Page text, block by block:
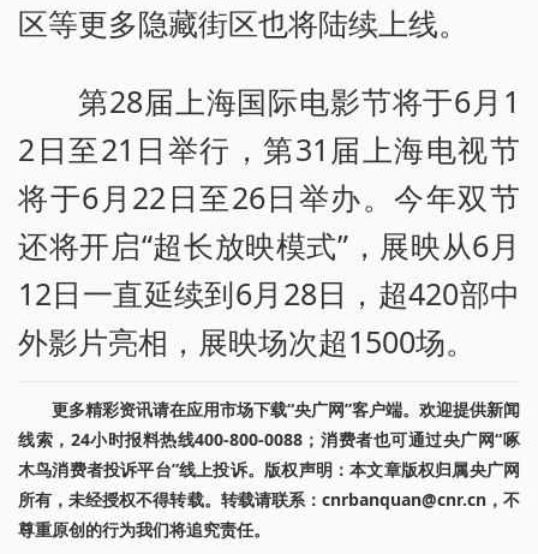
区等更多隐藏街区也将陆续上线。
第28届上海国际电影节将于6月1
2日至21日举行，第31届上海电视节
将于6月22日至26日举办。今年双节
还将开启“超长放映模式”，展映从6月
12日一直延续到6月28日，超420部中
外影片亮相，展映场次超1500场。
更多精彩资讯请在应用市场下载“央广网”客户端。欢迎提供新闻
线索，24小时报料热线400-800-0088；消费者也可通过央广网“啄
木鸟消费者投诉平台”线上投诉。版权声明：本文章版权归属央广网
所有，未经授权不得转载。转载请联系：cnrbanquan@cnr.cn，不
尊重原创的行为我们将追究责任。